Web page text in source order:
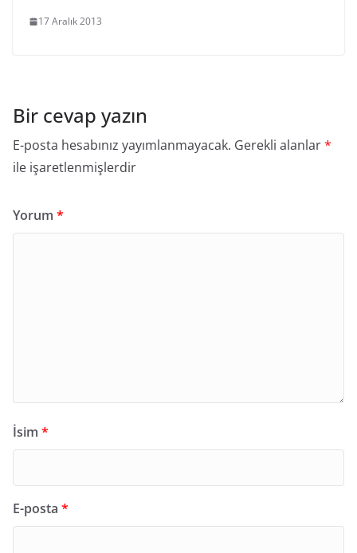
17 Aralık 2013
Bir cevap yazın
E-posta hesabınız yayımlanmayacak. Gerekli alanlar*
ile işaretlenmişlerdir
Yorum *
İsim *
E-posta *